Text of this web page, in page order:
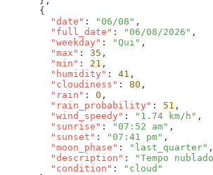
        "date"
: "06/08"
        "full_date"
: "06/08/2026"
        "weekday"
: "Qui"
        "max"
: 35
        "min"
: 21
        "humidity"
: 41
        "cloudiness"
: 80
        "rain"
: 0
        "rain_probability"
: 51
        "wind_speedy"
: "1.74 km/h"
        "sunrise"
: "07:52 am"
        "sunset"
: "07:41 pm"
        "moon_phase"
: "last_quarter"
        "description"
: "Tempo
        "condition"
: